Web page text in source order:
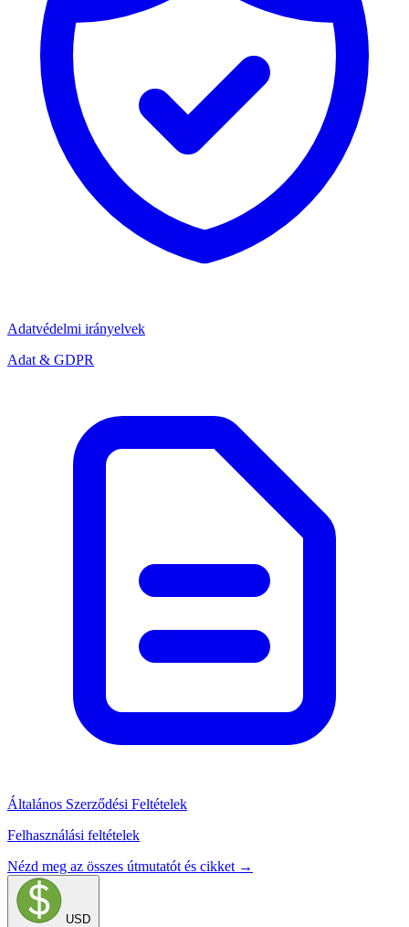
Adatvédelmi irányelvek
Adat & GDPR
Általános Szerződési Feltételek
Felhasználási feltételek
Nézd meg az összes útmutatót és cikket →
USD